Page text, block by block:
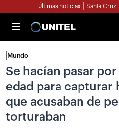
Últimas noticias Santa Cruz
Mundo
Se hacían pasar
edad para capturar
que acusaban de
torturaban